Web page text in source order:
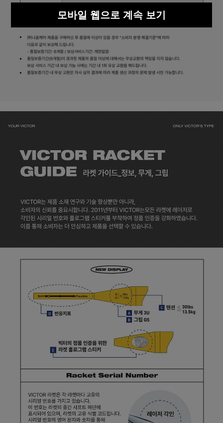
모바일 웹으로 계속 보기